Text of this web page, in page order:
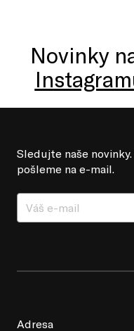
Novinky
Sledujte naše
pošleme na e-mail.
Adresa